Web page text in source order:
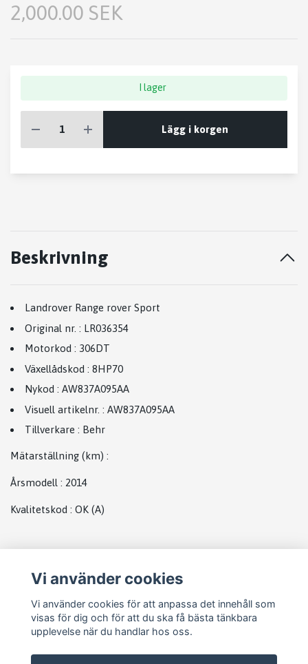
2,000.00 SEK
I lager
Lägg i korgen
Beskrivning
Landrover Range rover Sport
Original nr. : LR036354
Motorkod : 306DT
Växellådskod : 8HP70
Nykod : AW837A095AA
Visuell artikelnr. : AW837A095AA
Tillverkare : Behr
Mätarställning (km) :
Årsmodell : 2014
Kvalitetskod : OK (A)
Vi använder cookies
Vi använder cookies för att anpassa det innehåll som
visas för dig och för att du ska få bästa tänkbara
upplevelse när du handlar hos oss.